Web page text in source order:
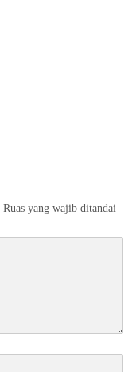
Ruas yang wajib ditandai